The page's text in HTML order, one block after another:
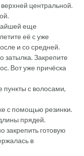
центральной.
еще
её с уже
и со средней.
затылка. Закрепите
Вот уже причёска
с волосами,
с помощью резинки.
прядей.
закрепить готовую
в